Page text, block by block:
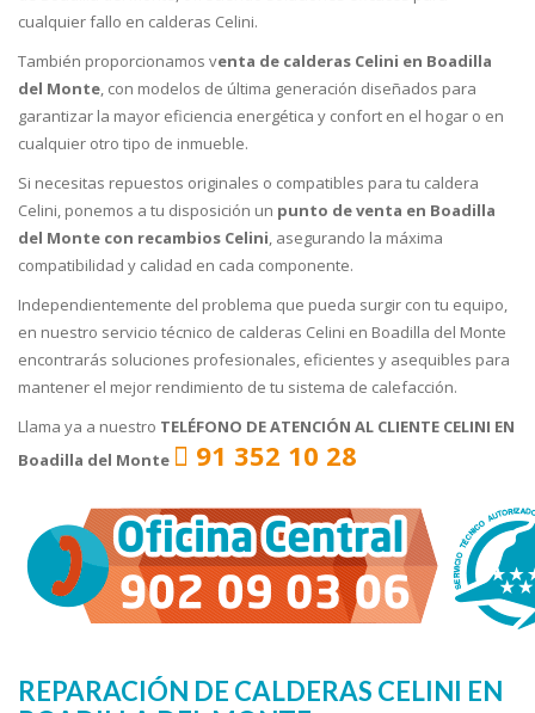
cualquier fallo en calderas Celini.
También proporcionamos venta de calderas Celini en Boadilla
del Monte, con modelos de última generación diseñados para
garantizar la mayor eficiencia energética y confort en el hogar o en
cualquier otro tipo de inmueble.
Si necesitas repuestos originales o compatibles para tu caldera
Celini, ponemos a tu disposición un punto de venta en Boadilla
del Monte con recambios Celini, asegurando la máxima
compatibilidad y calidad en cada componente.
Independientemente del problema que pueda surgir con tu equipo,
en nuestro servicio técnico de calderas Celini en Boadilla del Monte
encontrarás soluciones profesionales, eficientes y asequibles para
mantener el mejor rendimiento de tu sistema de calefacción.
Llama ya a nuestro TELÉFONO DE ATENCIÓN AL CLIENTE CELINI EN
Boadilla del Monte
91 352 10 28
REPARACIÓN DE CALDERAS CELINI EN